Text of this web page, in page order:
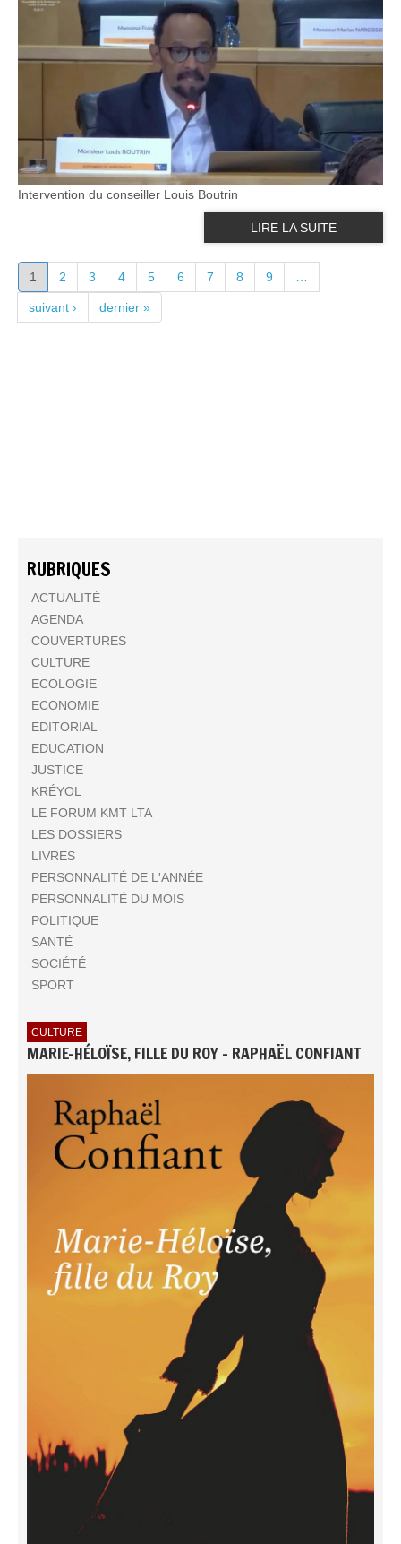
Intervention du conseiller Louis Boutrin
LIRE LA SUITE
PAGES
1 2 3 4 5 6 7 8 9
suivant › dernier »
RUBRIQUES
ACTUALITÉ
AGENDA
COUVERTURES
CULTURE
ECOLOGIE
ECONOMIE
EDITORIAL
EDUCATION
JUSTICE
KRÉYOL
LE FORUM KMT LTA
LES DOSSIERS
LIVRES
PERSONNALITÉ DE L'ANNÉE
PERSONNALITÉ DU MOIS
POLITIQUE
SANTÉ
SOCIÉTÉ
SPORT
CULTURE
MARIE-HÉLOÏSE, FILLE DU ROY - RAPHAËL CONFIANT